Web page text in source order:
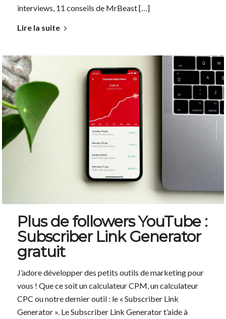
interviews, 11 conseils de MrBeast […]
Lire la suite
Plus de followers YouTube :
Subscriber Link Generator
gratuit
J’adore développer des petits outils de marketing pour
vous ! Que ce soit un calculateur CPM, un calculateur
CPC ou notre dernier outil : le « Subscriber Link
Generator ». Le Subscriber Link Generator t’aide à